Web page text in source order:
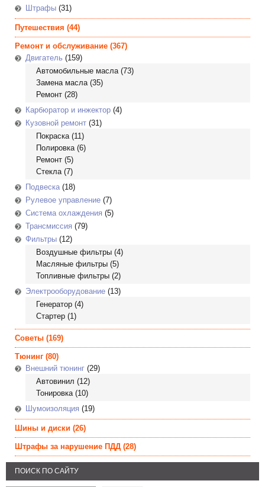
Штрафы (31)
Путешествия (44)
Ремонт и обслуживание (367)
Двигатель (159)
Автомобильные масла(73)
Замена масла(35)
Ремонт (28)
Карбюратор и инжектор (4)
Кузовной ремонт (31)
Покраска(11)
Полировка(6)
Ремонт (5)
Стекла(7)
Подвеска(18)
Рулевое управление (7)
Система охлаждения (5)
Трансмиссия (79)
Фильтры (12)
Воздушные фильтры (4)
Масляные фильтры (5)
Топливные фильтры (2)
Электрооборудование (13)
Генератор (4)
Стартер (1)
Советы (169)
Тюнинг (80)
Внешний тюнинг (29)
Автовинил (12)
Тонировка(10)
Шумоизоляция (19)
Шины и диски (26)
Штрафы за нарушение ПДД (28)
ПОИСК ПО САЙТУ